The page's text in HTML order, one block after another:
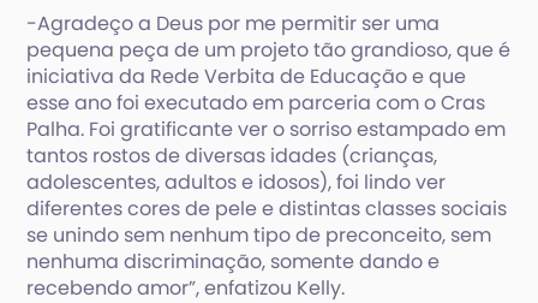
-Agradeço a Deus por me permitir ser uma
pequena peça de um projeto tão grandioso, que é
iniciativa da Rede Verbita de Educação e que
esse ano foi executado em parceria com o Cras
Palha. Foi gratificante ver o sorriso estampado em
tantos rostos de diversas idades (crianças,
adolescentes, adultos e idosos), foi lindo ver
diferentes cores de pele e distintas classes sociais
se unindo sem nenhum tipo de preconceito, sem
nenhuma discriminação, somente dando e
recebendo amor”, enfatizou Kelly.